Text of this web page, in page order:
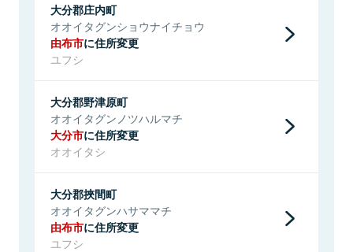
大分郡庄内町
オオイタグンショウナイチョウ
由布市に住所変更
ユフシ
大分郡野津原町
オオイタグンノツハルマチ
大分市に住所変更
オオイタシ
大分郡挾間町
オオイタグンハサママチ
由布市に住所変更
ユフシ